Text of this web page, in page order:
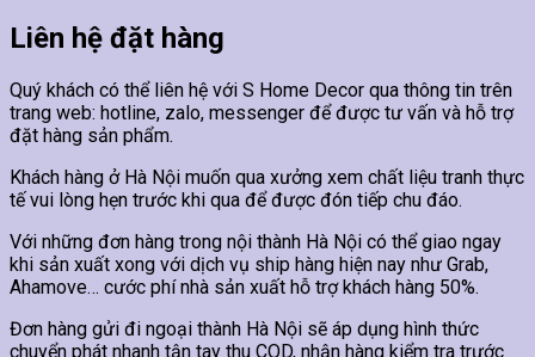
Liên hệ đặt hàng
Quý khách có thể liên hệ với S Home Decor qua thông tin trên
trang web: hotline, zalo, messenger để được tư vấn và hỗ trợ
đặt hàng sản phẩm.
Khách hàng ở Hà Nội muốn qua xưởng xem chất liệu tranh thực
tế vui lòng hẹn trước khi qua để được đón tiếp chu đáo.
Với những đơn hàng trong nội thành Hà Nội có thể giao ngay
khi sản xuất xong với dịch vụ ship hàng hiện nay như Grab,
Ahamove… cước phí nhà sản xuất hỗ trợ khách hàng 50%.
Đơn hàng gửi đi ngoại thành Hà Nội sẽ áp dụng hình thức
chuyển phát nhanh tận tay thu COD, nhận hàng kiểm tra trước